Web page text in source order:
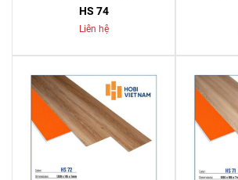
HS 74
Liên hệ